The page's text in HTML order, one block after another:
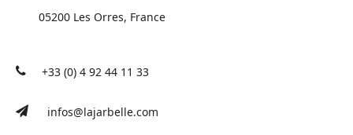
05200 Les Orres, France
+33 (0) 4 92 44 11 33
infos@lajarbelle.com